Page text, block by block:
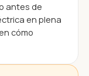
antes de
en plena
cómo